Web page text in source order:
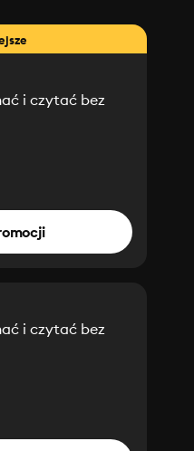
i czytać bez
i czytać bez